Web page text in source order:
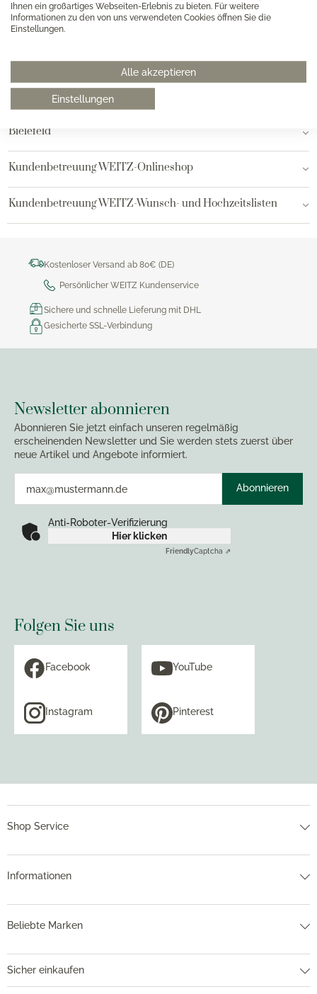
Ihnen ein großartiges Webseiten-Erlebnis zu bieten. Für weitere
Informationen zu den von uns verwendeten Cookies öffnen Sie die
Einstellungen.
Alle akzeptieren
Einstellungen
Hannover
Hamburg am Neuen Wall
Hamburg AEZ
Bielefeld
Kundenbetreuung WEITZ-Onlineshop
Kundenbetreuung WEITZ-Wunsch- und Hochzeitslisten
Kostenloser Versand ab 80€ (DE)
Persönlicher WEITZ Kundenservice
Sichere und schnelle Lieferung mit DHL
Gesicherte SSL-Verbindung
Newsletter abonnieren
Abonnieren Sie jetzt einfach unseren regelmäßig
erscheinenden Newsletter und Sie werden stets zuerst über
neue Artikel und Angebote informiert.
Abonnieren
Anti-Roboter-Verifizierung
Hier klicken
FriendlyCaptcha ⇗
Folgen Sie uns
Facebook YouTube
Instagram Pinterest
Shop Service
Informationen
Beliebte Marken
Sicher einkaufen